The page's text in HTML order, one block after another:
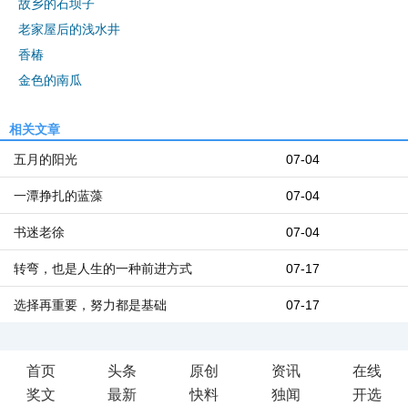
故乡的石坝子
老家屋后的浅水井
香椿
金色的南瓜
相关文章
07-04
五月的阳光
07-04
一潭挣扎的蓝藻
07-04
书迷老徐
07-17
转弯，也是人生的一种前进方式
07-17
选择再重要，努力都是基础
首页 头条 原创 资讯
在线
奖文
最新 快料 独闻 开选